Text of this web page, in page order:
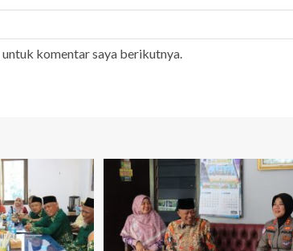
untuk komentar saya berikutnya.